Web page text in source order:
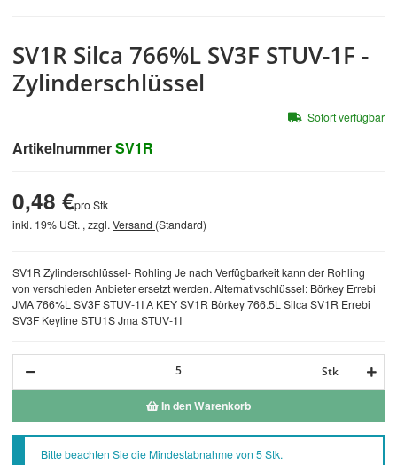
SV1R Silca 766%L SV3F STUV-1F -
Zylinderschlüssel
ArtikelnummerSV1R
SV1R Zylinderschlüssel- Rohling Je nach Verfügbarkeit kann der Rohling
von verschieden Anbieter ersetzt werden. Alternativschlüssel: Börkey Errebi
JMA 766%L SV3F STUV-1I A KEY SV1R Börkey 766.5L Silca SV1R Errebi
SV3F Keyline STU1S Jma STUV-1I
0,48 €pro Stk
inkl. 19% USt. , zzgl. Versand (Standard)
Stk
In den Warenkorb
xBitte beachten Sie die Mindestabnahme von 5 Stk.
Sofort verfügbar